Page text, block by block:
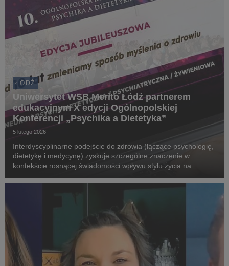
ŁÓDŹ
Uniwersytet WSB Merito Łódź partnerem
edukacyjnym X edycji Ogólnopolskiej
Konferencji „Psychika a Dietetyka”
5 lutego 2026
Interdyscyplinarne podejście do zdrowia (łączące psychologię,
dietetykę i medycynę) zyskuje szczególne znaczenie w
kontekście rosnącej świadomości wpływu stylu życia na
konferencji „Psychika a Dietetyka” stanie się ...